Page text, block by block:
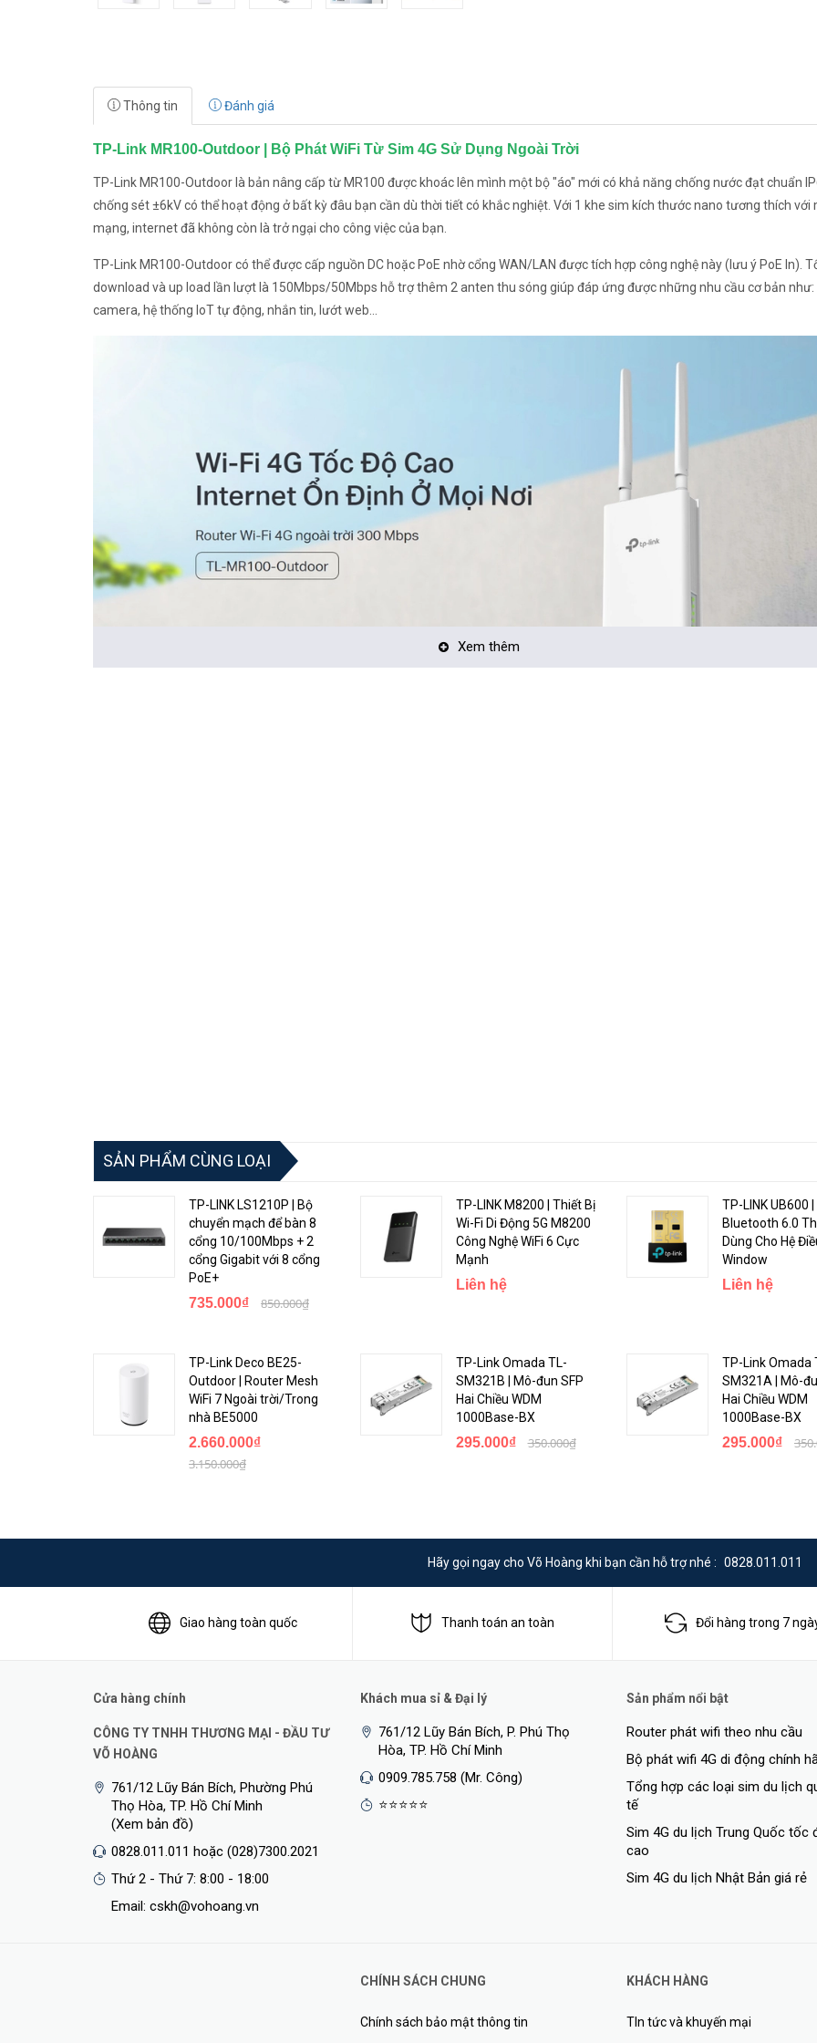
Thông tin Đánh giá
TP-Link MR100-Outdoor | Bộ Phát WiFi Từ Sim 4G Sử Dụng Ngoài Trời
TP-Link MR100-Outdoor là bản nâng cấp từ MR100 được khoác lên mình một bộ "áo" mới có khả năng chống nước đạt chuẩn
chống sét ±6kV có thể hoạt động ở bất kỳ đâu bạn cần dù thời tiết có khắc nghiệt. Với 1 khe sim kích thước nano tương thích với
mạng, internet đã không còn là trở ngại cho công việc của bạn.
TP-Link MR100-Outdoor có thể được cấp nguồn DC hoặc PoE nhờ cổng WAN/LAN được tích hợp công nghệ này (lưu ý PoE In).
download và up load lần lượt là 150Mbps/50Mbps hỗ trợ thêm 2 anten thu sóng giúp đáp ứng được những nhu cầu cơ bản như:
camera, hệ thống IoT tự động, nhắn tin, lướt web...
Mở Rộng Wi-Fi Ở Mọi Nơi
TP-Link MR100-Outdoor có thể triển khai sử dụng ở bất kỳ đâu: khuôn viên nhà, công viên, nông trường, kho bãi ... nhờ sự linh
mạng liền mạch.* Chỉ cần lắp SIM để tận hưởng Internet ổn định trong nhà và ngoài trời.
Xem thêm
SẢN PHẨM CÙNG LOẠI
TP-LINK LS1210P | Bộ
chuyển mạch để bàn 8
cổng 10/100Mbps + 2
cổng Gigabit với 8 cổng
PoE+
735.000₫ 850.000₫
TP-LINK M8200 | Thiết Bị
Wi-Fi Di Động 5G M8200
Công Nghệ WiFi 6 Cực
Mạnh
Liên hệ
TP-LINK UB600 |
Bluetooth 6.0
Dùng Cho Hệ
Window
Liên hệ
TP-Link Deco BE25-
Outdoor | Router Mesh
WiFi 7 Ngoài trời/Trong
nhà BE5000
2.660.000₫
3.150.000₫
TP-Link Omada TL-
SM321B | Mô-đun SFP
Hai Chiều WDM
1000Base-BX
295.000₫ 350.000₫
TP-Link Omada
SM321A | Mô-
Hai Chiều WDM
1000Base-BX
295.000₫
Hãy gọi ngay cho Võ Hoàng khi bạn cần hỗ trợ nhé : 0828.011.011
Giao hàng toàn quốc Thanh toán an toàn Đổi hàng trong 7
Cửa hàng chính
CÔNG TY TNHH THƯƠNG MẠI - ĐẦU TƯ
VÕ HOÀNG
761/12 Lũy Bán Bích, Phường Phú
Thọ Hòa, TP. Hồ Chí Minh
(Xem bản đồ)
0828.011.011 hoặc (028)7300.2021
Thứ 2 - Thứ 7: 8:00 - 18:00
Email: cskh@vohoang.vn
Khách mua sỉ & Đại lý
761/12 Lũy Bán Bích, P. Phú Thọ
Hòa, TP. Hồ Chí Minh
0909.785.758 (Mr. Công)
⭐⭐⭐⭐⭐
Sản phẩm nổi bật
Router phát wifi theo nhu cầu
Bộ phát wifi 4G di động chính
Tổng hợp các loại sim du lịch
tế
Sim 4G du lịch Trung Quốc tốc
cao
Sim 4G du lịch Nhật Bản giá rẻ
CHÍNH SÁCH CHUNG
Chính sách bảo mật thông tin
KHÁCH HÀNG
TIn tức và khuyến mại